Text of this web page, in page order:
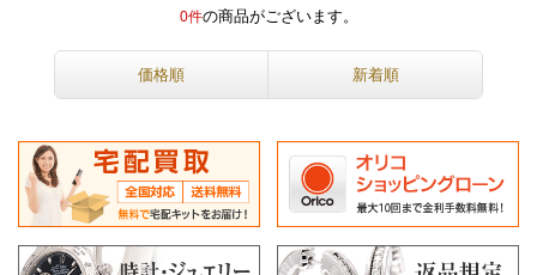
0件の商品がございます。
価格順 新着順